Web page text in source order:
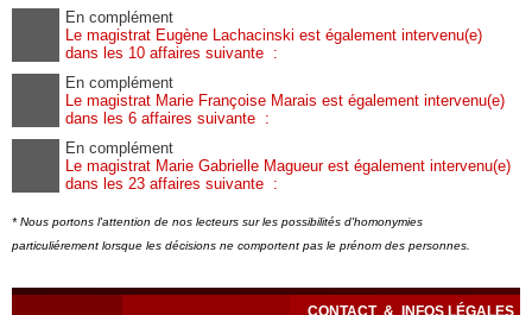
En complément
Le magistrat Eugène Lachacinski est également intervenu(e)
dans les 10 affaires suivante :
En complément
Le magistrat Marie Françoise Marais est également intervenu(e)
dans les 6 affaires suivante :
En complément
Le magistrat Marie Gabrielle Magueur est également intervenu(e)
dans les 23 affaires suivante :
* Nous portons l'attention de nos lecteurs sur les possibilités d'homonymies
particuliérement lorsque les décisions ne comportent pas le prénom des personnes.
CONTACT & INFOS LÉGALES